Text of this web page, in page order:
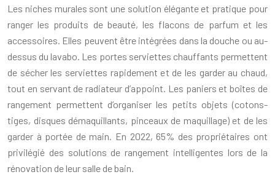
Les niches murales sont une solution élégante et pratique pour
ranger les produits de beauté, les flacons de parfum et les
accessoires. Elles peuvent être intégrées dans la douche ou au-
dessus du lavabo. Les portes serviettes chauffants permettent
de sécher les serviettes rapidement et de les garder au chaud,
tout en servant de radiateur d’appoint. Les paniers et boîtes de
rangement permettent d’organiser les petits objets (cotons-
tiges, disques démaquillants, pinceaux de maquillage) et de les
garder à portée de main. En 2022, 65% des propriétaires ont
privilégié des solutions de rangement intelligentes lors de la
rénovation de leur salle de bain.